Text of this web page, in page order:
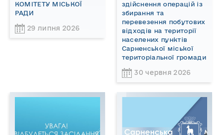
КОМІТЕТУ МІСЬКОЇ
РАДИ
29 липня 2026
здійснення операцій із
збирання та
перевезення побутових
відходів на території
населених пунктів
Сарненської міської
територіальної громади
30 червня 2026